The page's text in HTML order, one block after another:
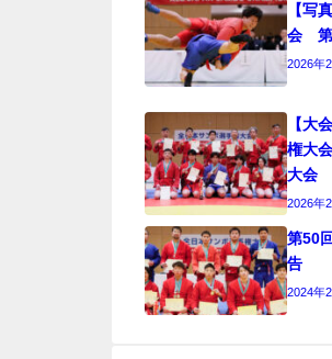
【写
会 第
2026年
【大
権大
大会
2026年
第50
告
2024年